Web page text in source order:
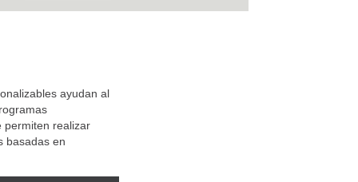
ayudan al
permiten realizar
basadas en